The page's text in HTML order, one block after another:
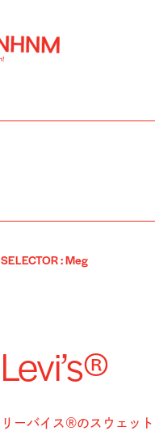
SELECTOR : Meg
Levi’s®
リーバイス®のスウェッ